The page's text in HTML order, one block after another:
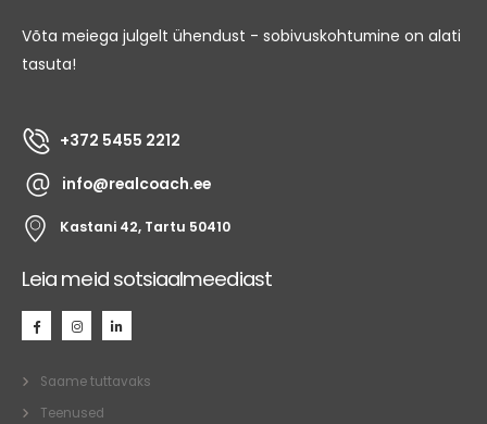
Võta meiega julgelt ühendust - sobivuskohtumine on alati
tasuta!
+372 5455 2212
info@realcoach.ee
Kastani 42, Tartu 50410
Leia meid sotsiaalmeediast
Saame tuttavaks
Teenused